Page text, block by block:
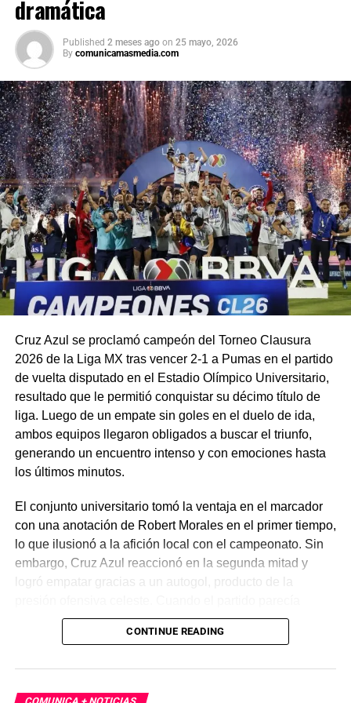
dramática
Published 2 meses ago on 25 mayo, 2026
By comunicamasmedia.com
Cruz Azul se proclamó campeón del Torneo Clausura
2026 de la Liga MX tras vencer 2-1 a Pumas en el partido
de vuelta disputado en el Estadio Olímpico Universitario,
resultado que le permitió conquistar su décimo título de
liga. Luego de un empate sin goles en el duelo de ida,
ambos equipos llegaron obligados a buscar el triunfo,
generando un encuentro intenso y con emociones hasta
los últimos minutos.
El conjunto universitario tomó la ventaja en el marcador
con una anotación de Robert Morales en el primer tiempo,
lo que ilusionó a la afición local con el campeonato. Sin
embargo, Cruz Azul reaccionó en la segunda mitad y
logró empatar gracias a un autogol, producto de la
encaminarse a tiempos extra, Rodolfo Rotondi apareció
en el tiempo agregado para marcar el gol decisivo que le
Con este resultado, La Máquina Celeste selló una
CONTINUE READING